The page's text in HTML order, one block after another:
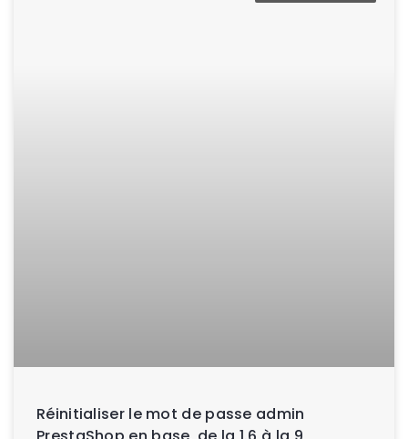
Réinitialiser le mot de passe admin